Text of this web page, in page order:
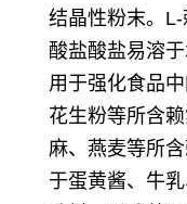
结晶性粉末。
酸盐酸盐易溶于
用于强化食品
花生粉等所含
麻、燕麦等所
于蛋黄酱、牛